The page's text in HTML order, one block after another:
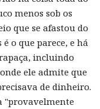
menos sob os
que se afastou do
o que parece, e há
incluindo
ele admite que
de dinheiro.
"provavelmente